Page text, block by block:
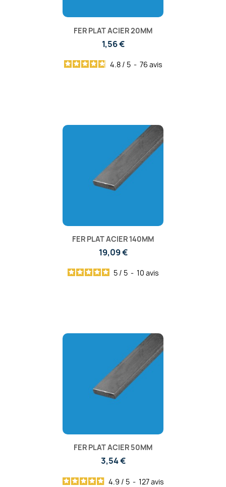
FER PLAT ACIER 20MM
1,56 €
4.8 / 5 - 76 avis
FER PLAT ACIER 140MM
19,09 €
5 / 5 - 10 avis
FER PLAT ACIER 50MM
3,54 €
4.9 / 5 - 127avis